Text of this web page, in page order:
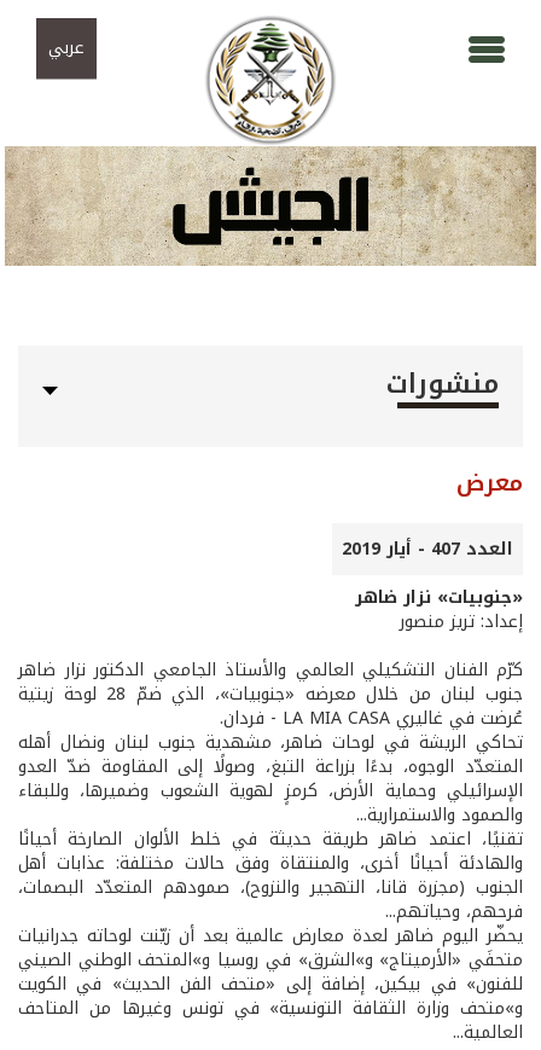
عربي
منشورات
معرض
العدد 407 - أيار 2019
«جنوبيات» نزار ضاهر
إعداد: تريز منصور
كرّم الفنان التشكيلي العالمي والأستاذ الجامعي الدكتور نزار ضاهر
جنوب لبنان من خلال معرضه «جنوبيات»، الذي ضمّ 28 لوحة زيتية
عُرضت في غاليري LA MIA CASA - فردان.
تحاكي الريشة في لوحات ضاهر، مشهدية جنوب لبنان ونضال أهله
المتعدّد الوجوه، بدءًا بزراعة التبغ، وصولًا إلى المقاومة ضدّ العدو
الإسرائيلي وحماية الأرض، كرمزٍ لهوية الشعوب وضميرها، وللبقاء
والصمود والاستمرارية...
تقنيًا، اعتمد ضاهر طريقة حديثة في خلط الألوان الصارخة أحيانًا
والهادئة أحيانًا أخرى، والمنتقاة وفق حالات مختلفة: عذابات أهل
الجنوب (مجزرة قانا، التهجير والنزوح)، صمودهم المتعدّد البصمات،
فرحهم، وحياتهم...
يحضّر اليوم ضاهر لعدة معارض عالمية بعد أن زيّنت لوحاته جدرانيات
متحفَي «الأرميتاج» و»الشرق» في روسيا و»المتحف الوطني الصيني
للفنون» في بيكين، إضافة إلى «متحف الفن الحديث» في الكويت
و»متحف وزارة الثقافة التونسية» في تونس وغيرها من المتاحف
العالمية...